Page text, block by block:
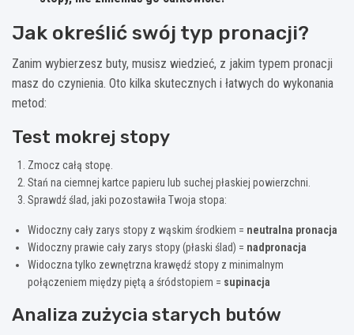
Jak określić swój typ pronacji?
Zanim wybierzesz buty, musisz wiedzieć, z jakim typem pronacji
masz do czynienia. Oto kilka skutecznych i łatwych do wykonania
metod:
Test mokrej stopy
Zmocz całą stopę.
Stań na ciemnej kartce papieru lub suchej płaskiej powierzchni.
Sprawdź ślad, jaki pozostawiła Twoja stopa:
Widoczny cały zarys stopy z wąskim środkiem = neutralna pronacja
Widoczny prawie cały zarys stopy (płaski ślad) = nadpronacja
Widoczna tylko zewnętrzna krawędź stopy z minimalnym
połączeniem między piętą a śródstopiem = supinacja
Analiza zużycia starych butów